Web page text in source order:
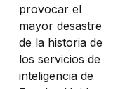
provocar el
mayor desastre
de la historia de
los servicios de
inteligencia de